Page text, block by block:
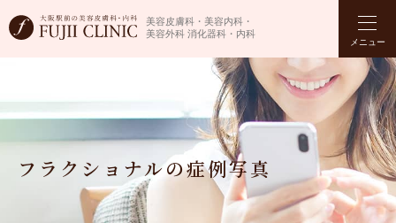
美容皮膚科・美容内科・
美容外科 消化器科・内科
メニュー
フラクショナルの症例写真